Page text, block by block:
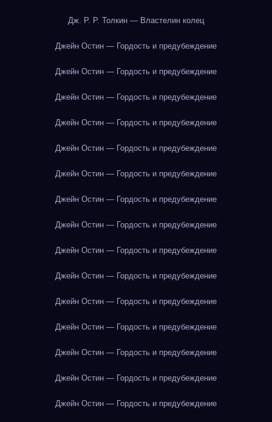
Дж. Р. Р. Толкин — Властелин колец
Джейн Остин — Гордость и предубеждение
Джейн Остин — Гордость и предубеждение
Джейн Остин — Гордость и предубеждение
Джейн Остин — Гордость и предубеждение
Джейн Остин — Гордость и предубеждение
Джейн Остин — Гордость и предубеждение
Джейн Остин — Гордость и предубеждение
Джейн Остин — Гордость и предубеждение
Джейн Остин — Гордость и предубеждение
Джейн Остин — Гордость и предубеждение
Джейн Остин — Гордость и предубеждение
Джейн Остин — Гордость и предубеждение
Джейн Остин — Гордость и предубеждение
Джейн Остин — Гордость и предубеждение
Джейн Остин — Гордость и предубеждение